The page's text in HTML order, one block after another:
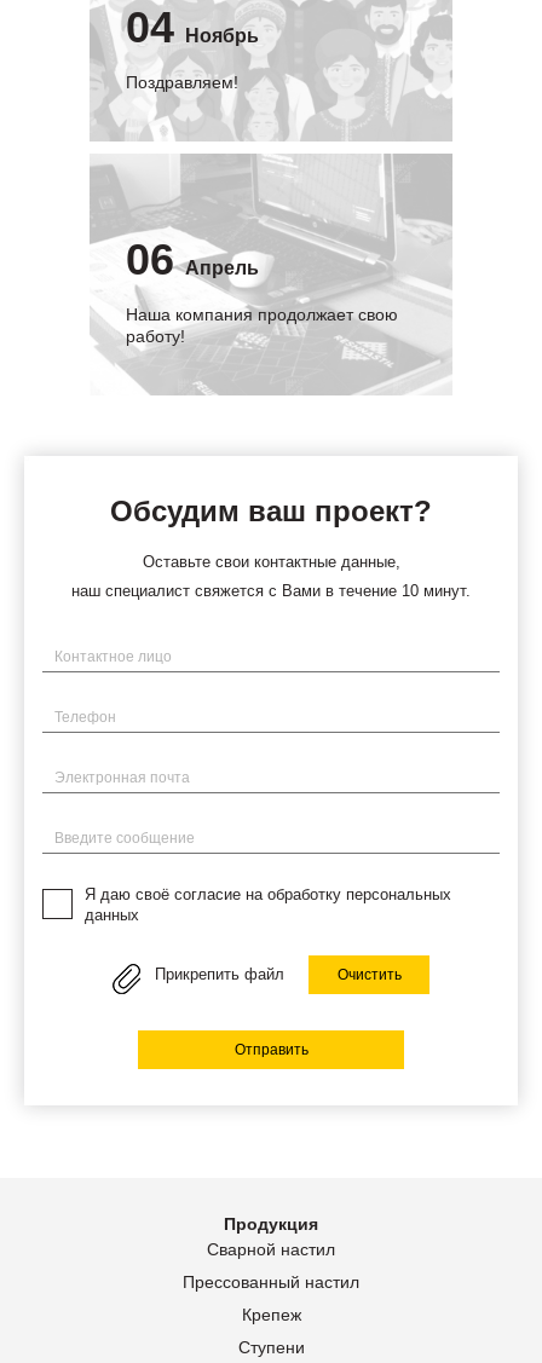
04 Ноябрь
Поздравляем!
06 Апрель
Наша компания продолжает свою
работу!
Обсудим ваш проект?
Оставьте свои контактные данные,
наш специалист свяжется с Вами в течение 10 минут.
Имя
Телефон
Электронная почта
Введите сообщение
Я даю своё согласие на обработку персональных
данных
Прикрепить файл Очистить
Отправить
Продукция
Сварной настил
Прессованный настил
Крепеж
Ступени